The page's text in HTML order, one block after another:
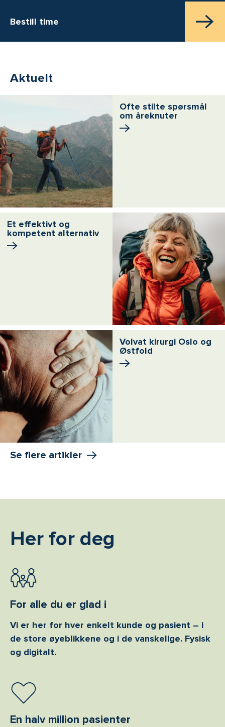
Bestill time
Aktuelt
Ofte stilte spørsmål
om åreknuter
Et effektivt og
kompetent alternativ
Volvat kirurgi Oslo og
Østfold
Se flere artikler
Her for deg
For alle du er glad i
Vi er her for hver enkelt kunde og pasient – i
de store øyeblikkene og i de vanskelige. Fysisk
og digitalt.
En halv million pasienter